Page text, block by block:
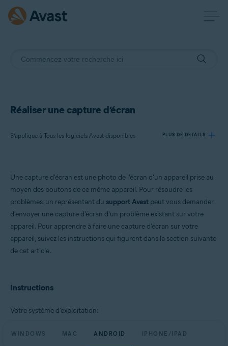
Réaliser une capture d’écran
S’applique à Tous les logiciels Avast disponibles PLUS DE DÉTAILS
Tous les logiciels Avast disponibles
Tous les systèmes d’exploitation pris en charge
Une capture d'écran est une photo de l'écran d'un appareil prise au
moyen des boutons de ce même appareil. Pour résoudre les
problèmes, un représentant du support Avast peut vous demander
d'envoyer une capture d'écran d'un problème existant sur votre
appareil. Pour apprendre à faire une capture d'écran sur votre
appareil, suivez les instructions qui figurent dans la section suivante
de cet article.
Instructions
Votre système d'exploitation:
WINDOWS MAC ANDROID IPHONE/IPAD